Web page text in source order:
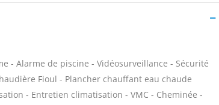
- Alarme de piscine - Vidéosurveillance - Sécurité
Fioul - Plancher chauffant eau chaude
- Entretien climatisation - VMC - Cheminée -